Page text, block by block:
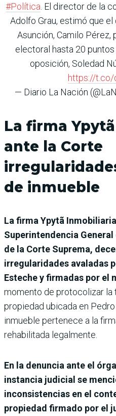
#Política . El director de la
Adolfo Grau, estimó que
Asunción, Camilo Pérez,
electoral hasta 20
oposición, Soledad
https://t.co/
— Diario La Nación
La firma
ante la Corte
de inmueble
La firma Ypytã
Superintendencia
de la Corte Suprema,
irregularidades avaladas
Esteche y firmadas por el
momento de protocolizar la
propiedad ubicada en
inmueble pertenece a la
rehabilitada legalmente.
En la denuncia ante el
instancia judicial se
inconsistencias en el
propiedad firmado por el